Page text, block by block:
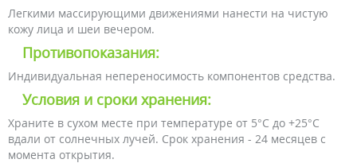
Легкими массирующими движениями нанести на чистую
кожу лица и шеи вечером.
Противопоказания:
Индивидуальная непереносимость компонентов средства.
Условия и сроки хранения:
Храните в сухом месте при температуре от 5°С до +25°С
вдали от солнечных лучей. Срок хранения - 24 месяцев с
момента открытия.